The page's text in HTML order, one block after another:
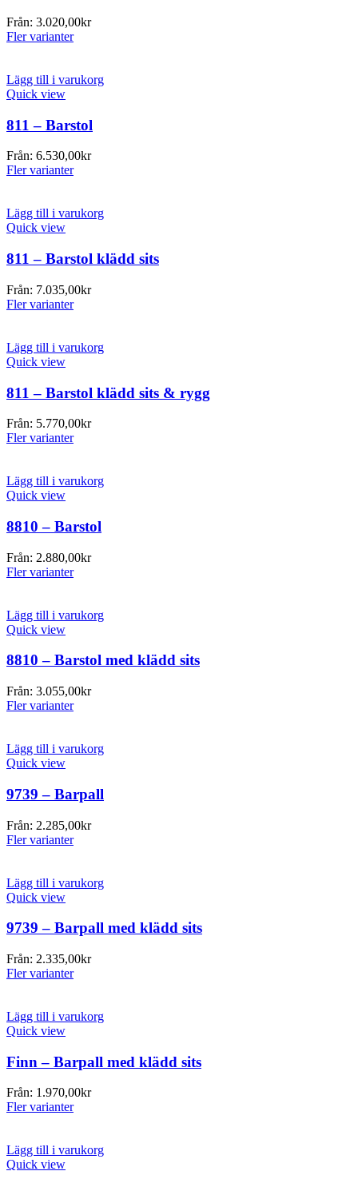
Från: 3.020,00kr
Fler varianter
Lägg till i varukorg
Quick view
811 – Barstol
Från: 6.530,00kr
Fler varianter
Lägg till i varukorg
Quick view
811 – Barstol klädd sits
Från: 7.035,00kr
Fler varianter
Lägg till i varukorg
Quick view
811 – Barstol klädd sits & rygg
Från: 5.770,00kr
Fler varianter
Lägg till i varukorg
Quick view
8810 – Barstol
Från: 2.880,00kr
Fler varianter
Lägg till i varukorg
Quick view
8810 – Barstol med klädd sits
Från: 3.055,00kr
Fler varianter
Lägg till i varukorg
Quick view
9739 – Barpall
Från: 2.285,00kr
Fler varianter
Lägg till i varukorg
Quick view
9739 – Barpall med klädd sits
Från: 2.335,00kr
Fler varianter
Lägg till i varukorg
Quick view
Finn – Barpall med klädd sits
Från: 1.970,00kr
Fler varianter
Lägg till i varukorg
Quick view